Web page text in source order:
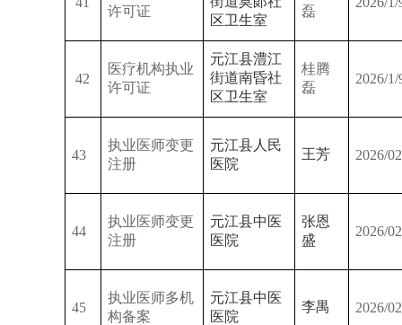
许可证
区卫生室
磊
42
医疗机构执业
许可证
元江县澧江
街道南昏社
区卫生室
桂腾
磊
2026/1/
43
执业医师变更
注册
元江县人民
医院
王芳 2026/
44
执业医师变更
注册
元江县中医
医院
张恩
盛
2026/
45
执业医师多机
构备案
元江县中医
医院
李禺 2026/